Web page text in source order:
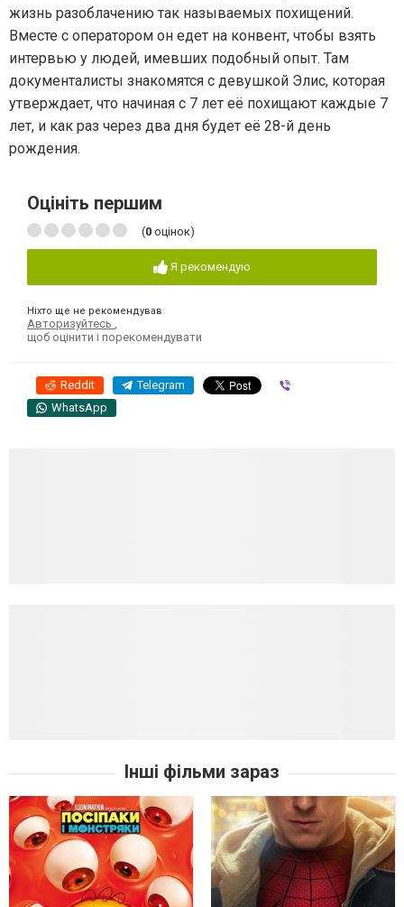
жизнь разоблачению так называемых похищений.
Вместе с оператором он едет на конвент, чтобы взять
интервью у людей, имевших подобный опыт. Там
документалисты знакомятся с девушкой Элис, которая
утверждает, что начиная с 7 лет её похищают каждые 7
лет, и как раз через два дня будет её 28-й день
рождения.
Оцініть першим
(0 оцінок)
Я рекомендую
Ніхто ще не рекомендував
Авторизуйтесь ,
щоб оцінити і порекомендувати
Reddit Telegram
WhatsApp
Інші фільми зараз